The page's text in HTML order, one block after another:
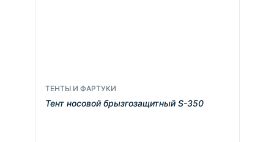
ТЕНТЫ И ФАРТУКИ
Тент носовой брызгозащитный S-350